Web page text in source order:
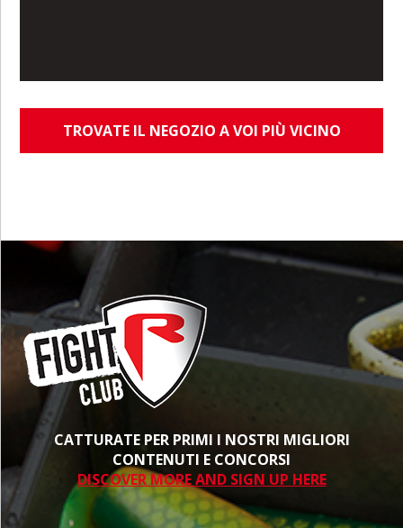
TROVATE IL NEGOZIO A VOI PIÙ VICINO
CATTURATE PER PRIMI I NOSTRI MIGLIORI
CONTENUTI E CONCORSI
DISCOVER MORE AND SIGN UP HERE